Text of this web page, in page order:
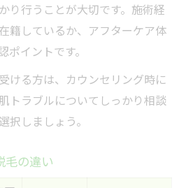
り行うことが大切です。施術経
籍しているか、アフターケア体
イントです。
ける方は、カウンセリング時に
トラブルについてしっかり相談
択しましょう。
毛の違い